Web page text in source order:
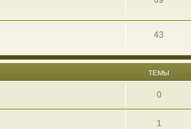
43
ТЕМЫ
0
1